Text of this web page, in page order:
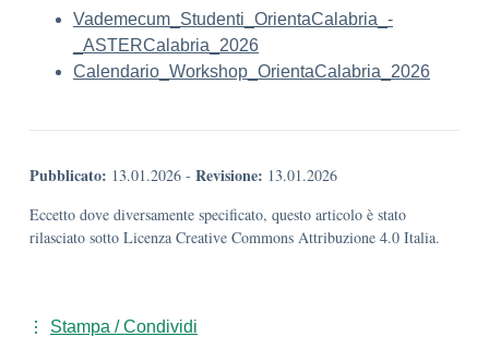
Vademecum_Studenti_OrientaCalabria_-
_ASTERCalabria_2026
Calendario_Workshop_OrientaCalabria_2026
Pubblicato: 13.01.2026 - Revisione: 13.01.2026
Eccetto dove diversamente specificato, questo articolo è stato
rilasciato sotto Licenza Creative Commons Attribuzione 4.0 Italia.
Stampa / Condividi